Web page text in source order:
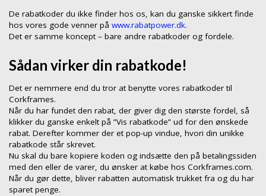
De rabatkoder du ikke finder hos os, kan du ganske sikkert finde
hos vores gode venner på www.rabatpower.dk.
Det er samme koncept – bare andre rabatkoder og fordele.
Sådan virker din rabatkode!
Det er nemmere end du tror at benytte vores rabatkoder til
Corkframes.
Når du har fundet den rabat, der giver dig den største fordel, så
klikker du ganske enkelt på ”Vis rabatkode” ud for den ønskede
rabat. Derefter kommer der et pop-up vindue, hvori din unikke
rabatkode står skrevet.
Nu skal du bare kopiere koden og indsætte den på betalingssiden
med den eller de varer, du ønsker at købe hos Corkframes.com.
Når du gør dette, bliver rabatten automatisk trukket fra og du har
sparet penge.